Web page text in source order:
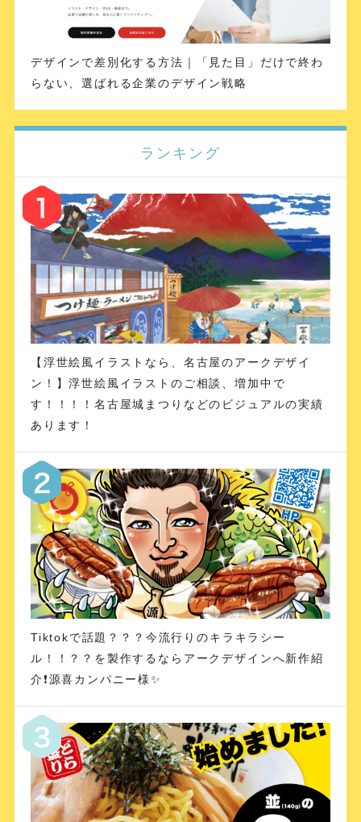
デザインで差別化する方法｜「見た目」だけで終わ
らない、選ばれる企業のデザイン戦略
ランキング
【浮世絵風イラストなら、名古屋のアークデザイ
ン！】浮世絵風イラストのご相談、増加中で
す！！！！名古屋城まつりなどのビジュアルの実績
あります！
Tiktokで話題？？？今流行りのキラキラシー
ル！！？？を製作するならアークデザインへ新作紹
介❗️源喜カンパニー様✨